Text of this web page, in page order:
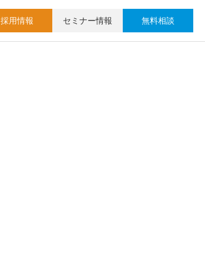
採用情報 セミナー情報 無料相談